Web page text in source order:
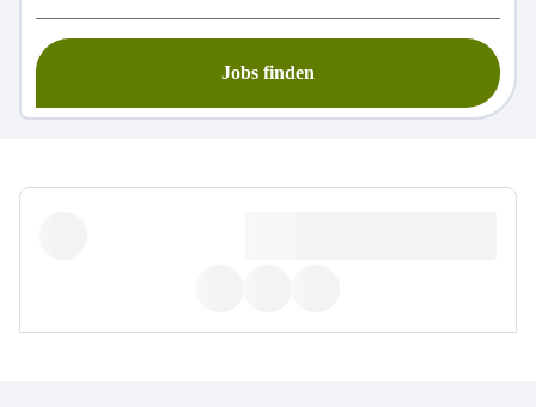
Jobs finden